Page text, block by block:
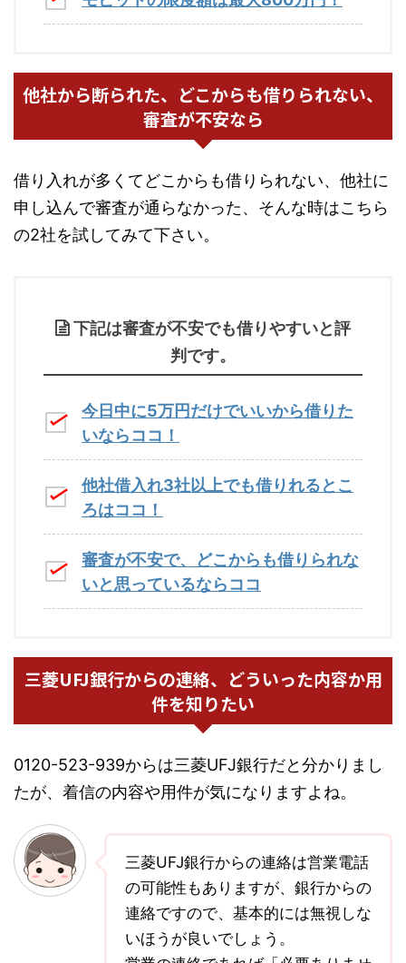
他社から断られた、どこからも借りられない、
審査が不安なら
借り入れが多くてどこからも借りられない、他社に
申し込んで審査が通らなかった、そんな時はこちら
の2社を試してみて下さい。
下記は審査が不安でも借りやすいと評
判です。
今日中に5万円だけでいいから借りた
いならココ！
他社借入れ3社以上でも借りれるとこ
ろはココ！
審査が不安で、どこからも借りられな
いと思っているならココ
三菱UFJ銀行からの連絡、どういった内容か用
件を知りたい
0120-523-939からは三菱UFJ銀行だと分かりまし
たが、着信の内容や用件が気になりますよね。
三菱UFJ銀行からの連絡は営業電話
の可能性もありますが、銀行からの
連絡ですので、基本的には無視しな
いほうが良いでしょう。